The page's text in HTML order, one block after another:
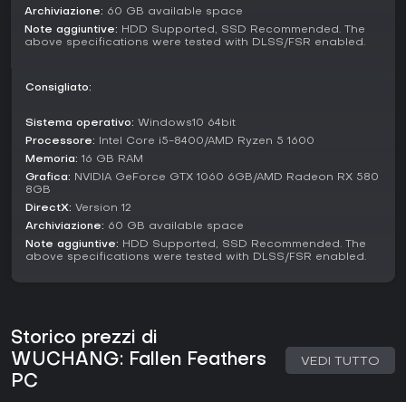
caotico che amplifica pericolo e senso di scoperta.
Vale la pena giocarci?
lancio di luglio 2025 per problemi di ottimizzazione. Gli
recenti al 91% positivo entro fine 2025.
I critici lo valutano tra 7.5 e 8.5, lodando il combattimento
flessibile e il level design, pur criticando elementi derivativi e
progressione lenta. Se ami i soulslike con customizzazione
marcata e varietà di build, offre un ottimo valore, specie
dopo le patch post-lancio. Chi cerca innovazioni potrebbe
una sfida appagante per i fan del genere.
Archiviazione: 60 GB available space
Note aggiuntive: HDD Supported, SSD Recommended. The
above specifications were tested with DLSS/FSR enabled.
Consigliato:
Sistema operativo: Windows10 64bit
Processore: Intel Core i5-8400/AMD Ryzen 5 1600
Memoria: 16 GB RAM
Grafica: NVIDIA GeForce GTX 1060 6GB/AMD Radeon RX 580
8GB
DirectX: Version 12
Archiviazione: 60 GB available space
Note aggiuntive: HDD Supported, SSD Recommended. The
above specifications were tested with DLSS/FSR enabled.
Storico prezzi di
WUCHANG: Fallen Feathers
PC
VEDI TUTTO